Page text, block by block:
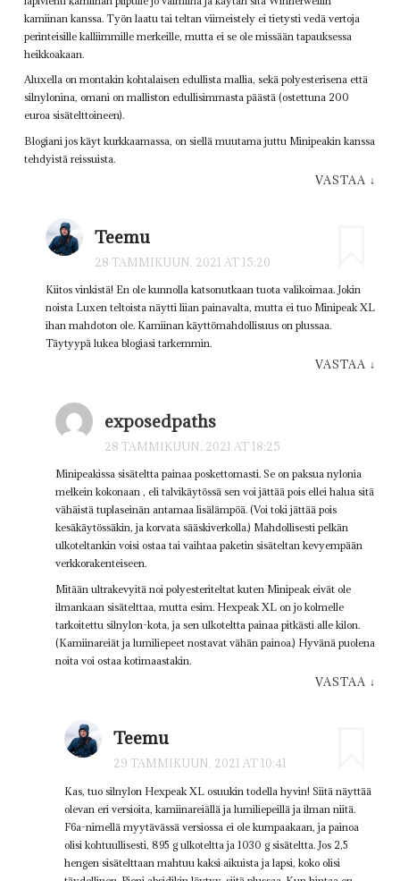
kamiinan kanssa. Työn laatu tai teltan viimeistely ei tietysti vedä vertoja
perinteisille kalliimmille merkeille, mutta ei se ole missään tapauksessa
heikkoakaan.
Aluxella on montakin kohtalaisen edullista mallia, sekä polyesterisena että
silnylonina, omani on malliston edullisimmasta päästä (ostettuna 200
euroa sisätelttoineen).
Blogiani jos käyt kurkkaamassa, on siellä muutama juttu Minipeakin kanssa
tehdyistä reissuista.
VASTAA ↓
Teemu
28 TAMMIKUUN, 2021 AT 15:20
Kiitos vinkistä! En ole kunnolla katsonutkaan tuota valikoimaa. Jokin
noista Luxen teltoista näytti liian painavalta, mutta ei tuo Minipeak XL
ihan mahdoton ole. Kamiinan käyttömahdollisuus on plussaa.
Täytyypä lukea blogiasi tarkemmin.
VASTAA ↓
exposedpaths
28 TAMMIKUUN, 2021 AT 18:25
Minipeakissa sisäteltta painaa poskettomasti. Se on paksua nylonia
melkein kokonaan , eli talvikäytössä sen voi jättää pois ellei halua sitä
vähäistä tuplaseinän antamaa lisälämpöä. (Voi toki jättää pois
kesäkäytössäkin, ja korvata sääskiverkolla.) Mahdollisesti pelkän
ulkoteltankin voisi ostaa tai vaihtaa paketin sisäteltan kevyempään
verkkorakenteiseen.
Mitään ultrakevyitä noi polyesteriteltat kuten Minipeak eivät ole
ilmankaan sisätelttaa, mutta esim. Hexpeak XL on jo kolmelle
tarkoitettu silnylon-kota, ja sen ulkoteltta painaa pitkästi alle kilon.
(Kamiinareiät ja lumiliepeet nostavat vähän painoa.) Hyvänä puolena
noita voi ostaa kotimaastakin.
VASTAA ↓
Teemu
29 TAMMIKUUN, 2021 AT 10:41
Kas, tuo silnylon Hexpeak XL osuukin todella hyvin! Siitä näyttää
olevan eri versioita, kamiinareiällä ja lumiliepeillä ja ilman niitä.
F6a-nimellä myytävässä versiossa ei ole kumpaakaan, ja painoa
olisi kohtuullisesti, 895 g ulkoteltta ja 1030 g sisäteltta. Jos 2,5
hengen sisätelttaan mahtuu kaksi aikuista ja lapsi, koko olisi